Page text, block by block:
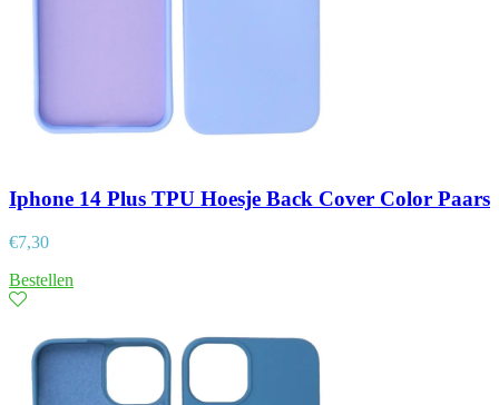
Iphone 14 Plus TPU Hoesje Back Cover Color Paars
€7,30
Bestellen